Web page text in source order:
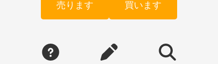
売ります 買います